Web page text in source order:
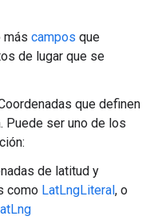
más campos que
de lugar que se
que definen
Puede ser uno de los
de latitud y
como LatLngLiteral, o